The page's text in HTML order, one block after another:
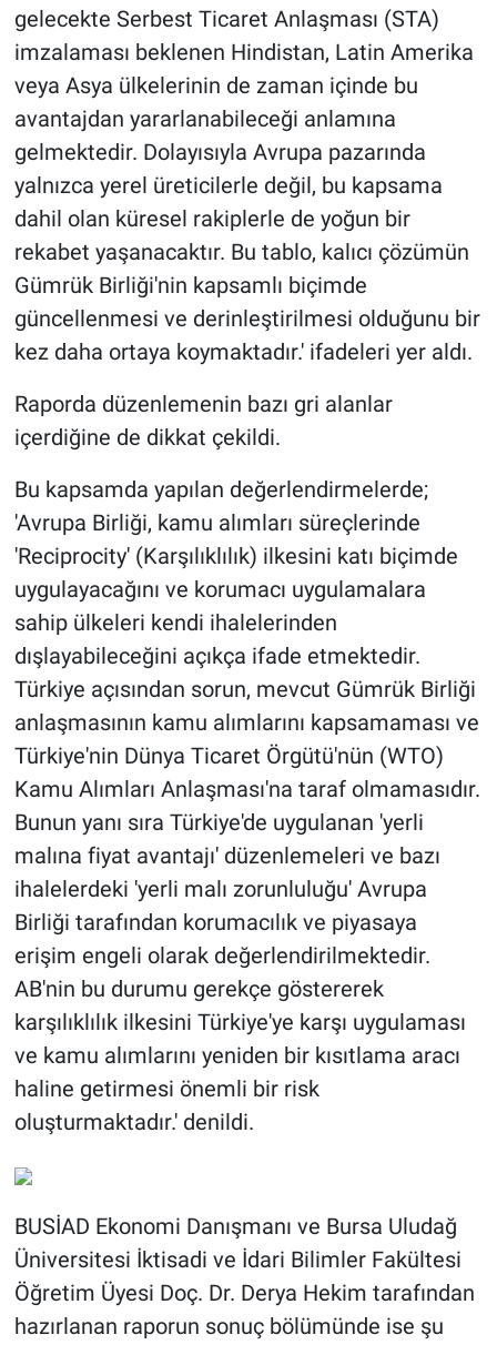
gelecekte Serbest Ticaret Anlaşması (STA)
imzalaması beklenen Hindistan, Latin Amerika
veya Asya ülkelerinin de zaman içinde bu
avantajdan yararlanabileceği anlamına
gelmektedir. Dolayısıyla Avrupa pazarında
yalnızca yerel üreticilerle değil, bu kapsama
dahil olan küresel rakiplerle de yoğun bir
rekabet yaşanacaktır. Bu tablo, kalıcı çözümün
Gümrük Birliği'nin kapsamlı biçimde
güncellenmesi ve derinleştirilmesi olduğunu bir
kez daha ortaya koymaktadır.' ifadeleri yer aldı.
Raporda düzenlemenin bazı gri alanlar
içerdiğine de dikkat çekildi.
Bu kapsamda yapılan değerlendirmelerde;
'Avrupa Birliği, kamu alımları süreçlerinde
'Reciprocity' (Karşılıklılık) ilkesini katı biçimde
uygulayacağını ve korumacı uygulamalara
sahip ülkeleri kendi ihalelerinden
dışlayabileceğini açıkça ifade etmektedir.
Türkiye açısından sorun, mevcut Gümrük Birliği
anlaşmasının kamu alımlarını kapsamaması ve
Türkiye'nin Dünya Ticaret Örgütü'nün (WTO)
Kamu Alımları Anlaşması'na taraf olmamasıdır.
Bunun yanı sıra Türkiye'de uygulanan 'yerli
malına fiyat avantajı' düzenlemeleri ve bazı
ihalelerdeki 'yerli malı zorunluluğu' Avrupa
Birliği tarafından korumacılık ve piyasaya
erişim engeli olarak değerlendirilmektedir.
AB'nin bu durumu gerekçe göstererek
karşılıklılık ilkesini Türkiye'ye karşı uygulaması
ve kamu alımlarını yeniden bir kısıtlama aracı
haline getirmesi önemli bir risk
oluşturmaktadır.' denildi.
BUSİAD Ekonomi Danışmanı ve Bursa Uludağ
Üniversitesi İktisadi ve İdari Bilimler Fakültesi
Öğretim Üyesi Doç. Dr. Derya Hekim tarafından
hazırlanan raporun sonuç bölümünde ise şu